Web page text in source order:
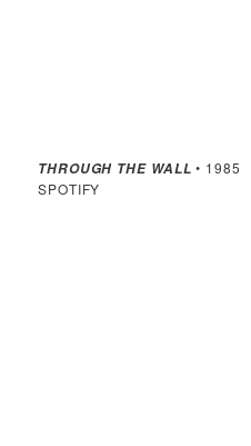
THROUGH THE WALL • 1985
SPOTIFY